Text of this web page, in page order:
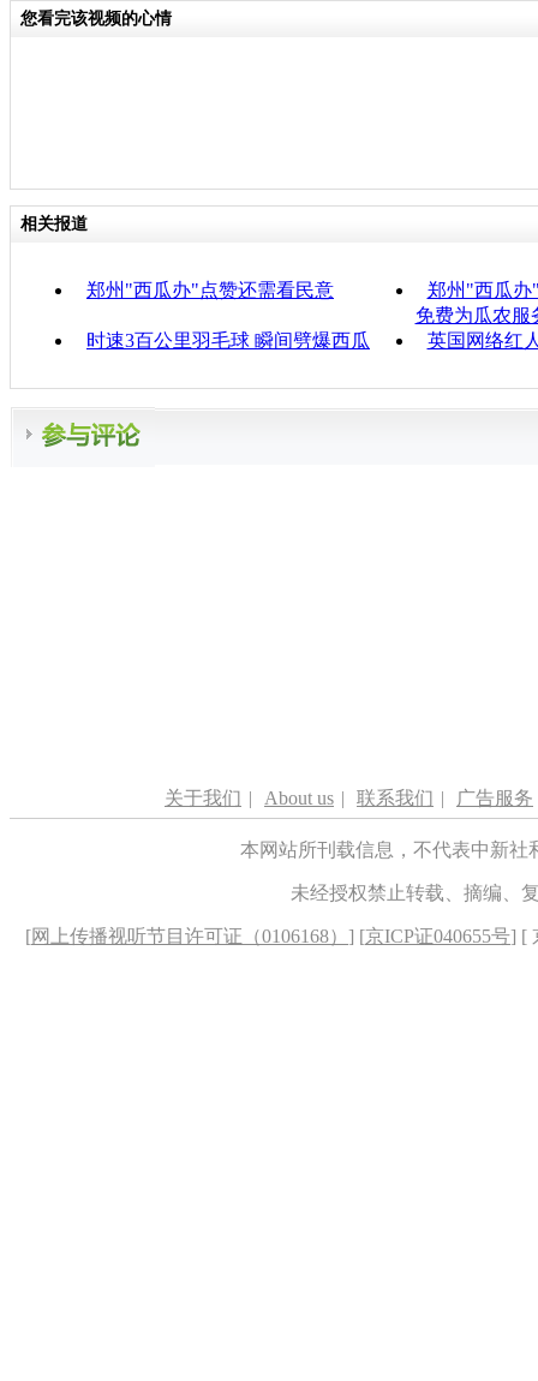
您看完该视频的心情
相关报道
郑州"西瓜办"点赞还需看民意
郑州"西瓜办
免费为瓜农服
时速3百公里羽毛球 瞬间劈爆西瓜
英国网络红
关于我们 | About us | 联系我们 | 广告服务
本网站所刊载信息，不代表中新
未经授权禁止转载、摘编、
[网上传播视听节目许可证（0106168） ] [京ICP证040655号] [